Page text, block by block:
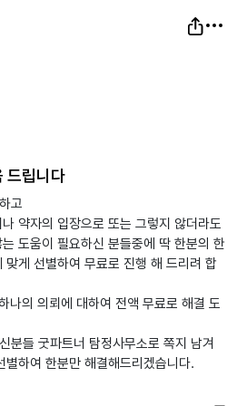
드립니다
고
약자의 입장으로 또는 그렇지 않더라도
도움이 필요하신 분들중에 딱 한분의 한
맞게 선별하여 무료로 진행 해 드리려 합
나의 의뢰에 대하여 전액 무료로 해결 도
분들 굿파트너 탐정사무소로 쪽지 남겨
하여 한분만 해결해드리겠습니다.